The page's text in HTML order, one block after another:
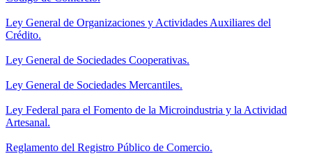
Ley General de Organizaciones y Actividades Auxiliares del
Crédito.
Ley General de Sociedades Cooperativas.
Ley General de Sociedades Mercantiles.
Ley Federal para el Fomento de la Microindustria y la Actividad
Artesanal.
Reglamento del Registro Público de Comercio.